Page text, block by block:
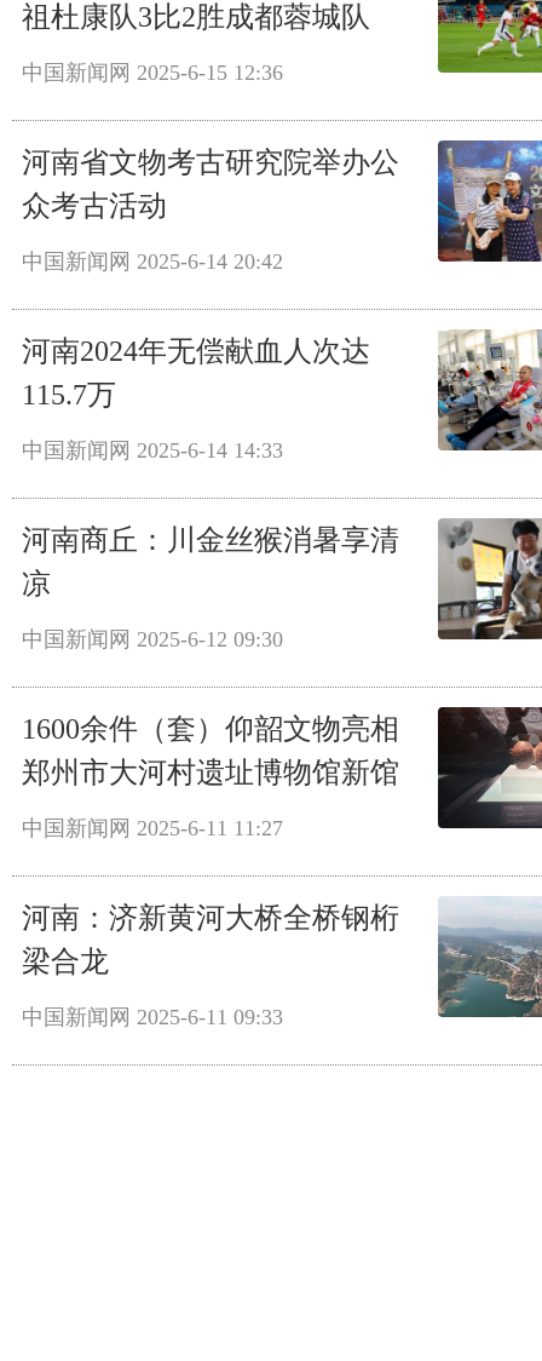
祖杜康队3比2胜成都蓉城队
中国新闻网 2025-6-15 12:36
河南省文物考古研究院举办公
众考古活动
中国新闻网 2025-6-14 20:42
河南2024年无偿献血人次达
115.7万
中国新闻网 2025-6-14 14:33
河南商丘：川金丝猴消暑享清
凉
中国新闻网 2025-6-12 09:30
1600余件（套）仰韶文物亮相
郑州市大河村遗址博物馆新馆
中国新闻网 2025-6-11 11:27
河南：济新黄河大桥全桥钢桁
梁合龙
中国新闻网 2025-6-11 09:33